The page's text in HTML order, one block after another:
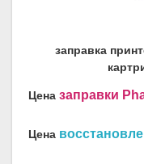
заправка
Цена заправки
Цена